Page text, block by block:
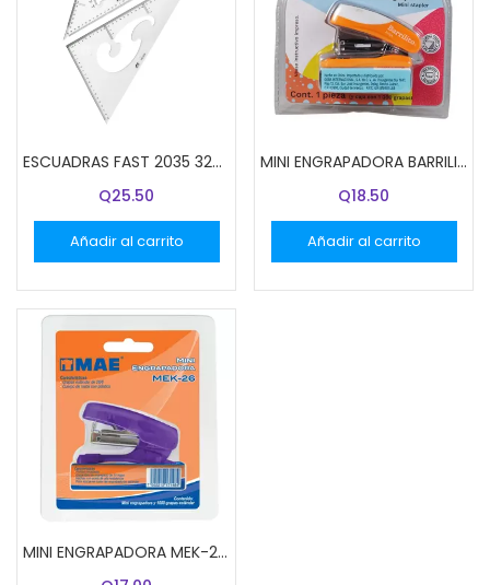
ESCUADRAS FAST 2035 32CM SETX2
Q25.50
Añadir al carrito
MINI ENGRAPADORA BARRILITO S/GRAPA SURTIDO
Q18.50
Añadir al carrito
MINI ENGRAPADORA MEK-26 MAE